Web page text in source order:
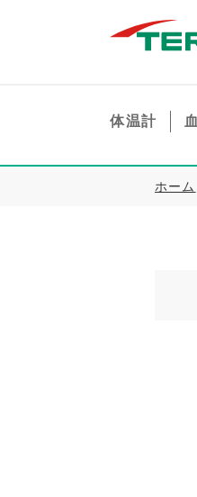
体温計
ホーム